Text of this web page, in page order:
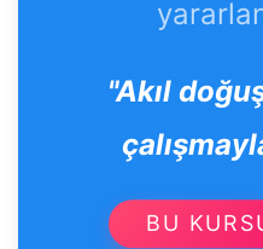
"Akıl
BU